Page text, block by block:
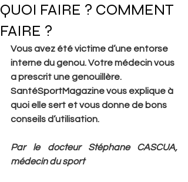
QUOI FAIRE ? COMMENT
FAIRE ?
Vous avez été victime d’une entorse
interne du genou. Votre médecin vous
a prescrit une genouillère.
SantéSportMagazine vous explique à
quoi elle sert et vous donne de bons
conseils d’utilisation.
Par le docteur Stéphane CASCUA,
médecin du sport